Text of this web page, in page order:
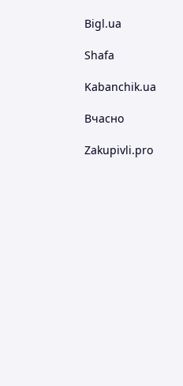
Bigl.ua
Shafa
Kabanchik.ua
Вчасно
Zakupivli.pro